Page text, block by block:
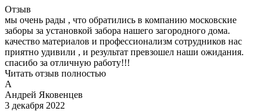
Отзыв
мы очень рады , что обратились в компанию московские
заборы за установкой забора нашего загородного дома.
качество материалов и профессионализм сотрудников нас
приятно удивили , и результат превзошел наши ожидания.
спасибо за отличную работу!!!
Читать отзыв полностью
А
Андрей Яковенцев
3 декабря 2022